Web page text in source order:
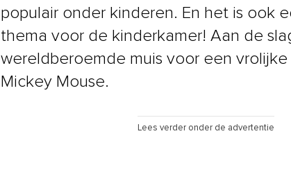
populair onder kinderen. En het is ook
thema voor de kinderkamer! Aan de
wereldberoemde muis voor een
Mickey Mouse.
Lees verder onder de advertentie